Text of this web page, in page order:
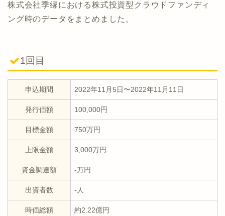
株式会社季縁における株式投資型クラウドファンディ
ング時のデータをまとめました。
1回目
申込期間 2022年11月5日〜2022年11月11日
発行価額 100,000円
目標金額 750万円
上限金額 3,000万円
資金調達額 -万円
出資者数 -人
時価総額 約2.22億円